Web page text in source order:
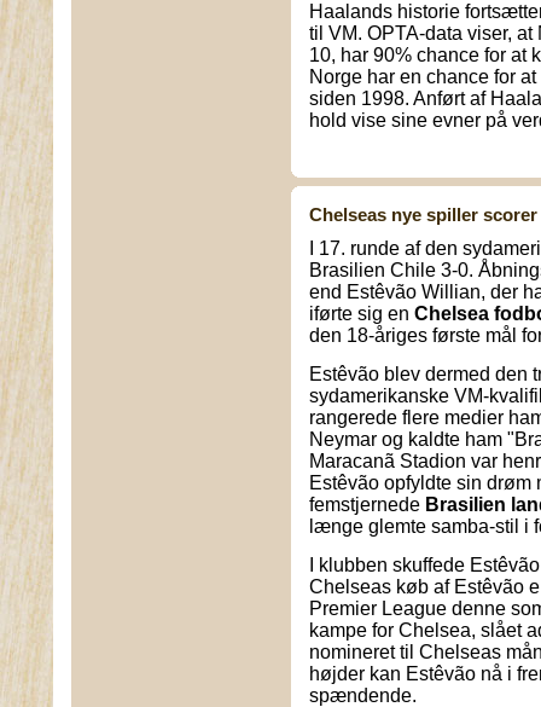
Haalands historie
til VM. OPTA-data viser,
10, har 90% chance for at
Norge har en chance for
siden 1998. Anført af
hold vise sine evner på
Chelseas nye spiller
I 17. runde af den
Brasilien Chile 3-0.
end Estêvão Willian, der
iførte sig en Chelsea
den 18-åriges første mål
Estêvão blev dermed den
sydamerikanske VM-
rangerede flere medier
Neymar og kaldte ham
Maracanã Stadion var
Estêvão opfyldte sin drøm
femstjernede Brasilien
længe glemte samba-stil i
I klubben skuffede
Chelseas køb af Estêvão
Premier League denne
kampe for Chelsea, slået
nomineret til Chelseas
højder kan Estêvão nå i
spændende.